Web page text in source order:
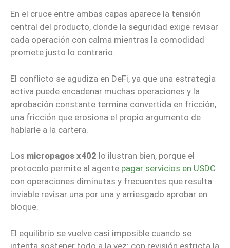
En el cruce entre ambas capas aparece la tensión
central del producto, donde la seguridad exige revisar
cada operación con calma mientras la comodidad
promete justo lo contrario.
El conflicto se agudiza en DeFi, ya que una estrategia
activa puede encadenar muchas operaciones y la
aprobación constante termina convertida en fricción,
una fricción que erosiona el propio argumento de
hablarle a la cartera.
Los micropagos x402 lo ilustran bien, porque el
protocolo permite al agente pagar servicios en USDC
con operaciones diminutas y frecuentes que resulta
inviable revisar una por una y arriesgado aprobar en
bloque.
El equilibrio se vuelve casi imposible cuando se
intenta sostener todo a la vez: con revisión estricta la